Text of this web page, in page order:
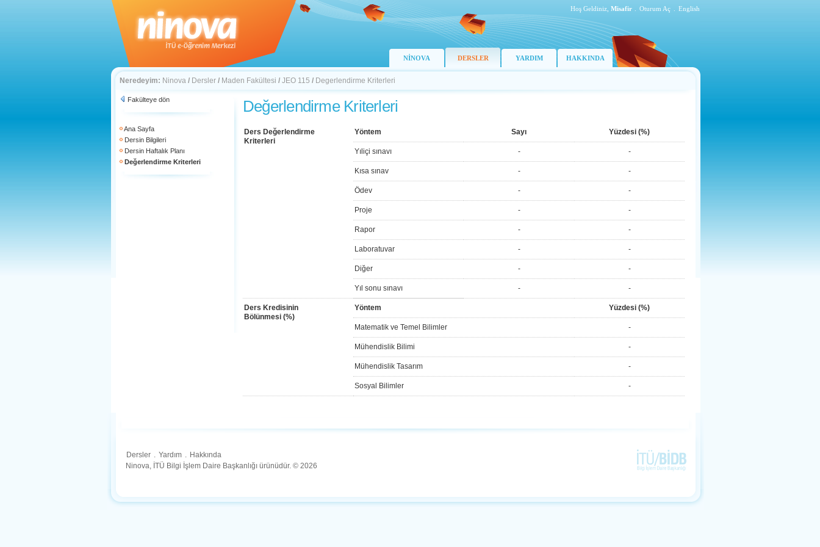
Hoş Geldiniz, Misafir Oturum Aç English
NİNOVA DERSLER YARDIM HAKKINDA
Neredeyim: Ninova / Dersler / Maden Fakültesi / JEO 115 / Degerlendirme Kriterleri
Fakülteye dön
Ana Sayfa
Dersin Bilgileri
Dersin Haftalık Planı
Değerlendirme Kriterleri
Değerlendirme Kriterleri
Ders Değerlendirme
Kriterleri
Yöntem Sayı Yüzdesi (%)
Yıliçi sınavı - -
Kısa sınav - -
Ödev - -
Proje - -
Rapor - -
Laboratuvar - -
Diğer - -
Yıl sonu sınavı - -
Ders Kredisinin
Bölünmesi (%)
Yöntem Yüzdesi (%)
Matematik ve Temel Bilimler -
Mühendislik Bilimi -
Mühendislik Tasarım -
Sosyal Bilimler -
Dersler . Yardım . Hakkında
Ninova, İTÜ Bilgi İşlem Daire Başkanlığı ürünüdür. © 2026